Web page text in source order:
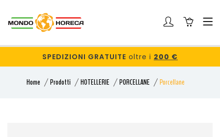
SPEDIZIONI GRATUITE oltre i 200 €
Home Prodotti HOTELLERIE PORCELLANE Porcellane